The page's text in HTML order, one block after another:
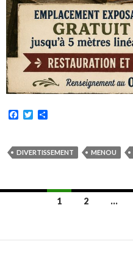
F
e
b
T
t
t
t
a
DIVERTISSEMENT MENOU
Navigation
articles
1 2 …